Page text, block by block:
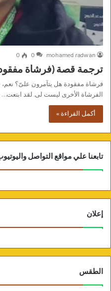
mohamed radwan
0
0
ترجمة قصة (فرشاة
فرشاة مفقودة هل يتآمرون علىّ؟ نعم،
الفرشاة الأخرى ليست لى. لقد ابتعت…
أكمل القراءة »
تابعنا علي مواقع التواصل
إعلان
الطقس